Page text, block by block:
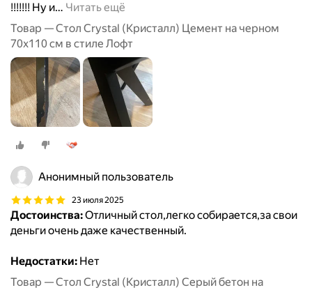
!!!!!!! Ну и… Читать ещё
Товар — Стол Crystal (Кристалл) Цемент на черном
70х110 см в стиле Лофт
Анонимный пользователь
23 июля 2025
Достоинства:Отличный стол,легко собирается,за свои
деньги очень даже качественный.
Недостатки: Нет
Товар — Стол Crystal (Кристалл) Серый бетон на